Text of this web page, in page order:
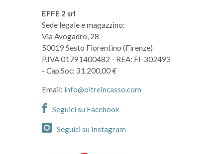
EFFE 2 srl
Sede legale e magazzino:
Via Avogadro, 28
50019 Sesto Fiorentino (Firenze)
P.IVA 01791400482 - REA: FI-302493
- Cap.Soc: 31.200,00 €
Email: info@oltreincasso.com
Seguici su Facebook
Seguici su Instagram